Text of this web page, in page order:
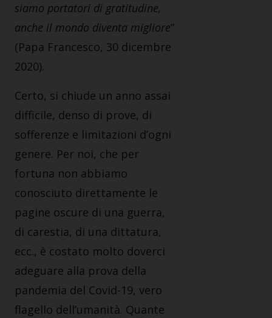
siamo portatori di gratitudine,
anche il mondo diventa migliore”
(Papa Francesco, 30 dicembre
2020).
Certo, si chiude un anno assai
difficile, denso di prove, di
sofferenze e limitazioni d’ogni
genere. Per noi, che per
fortuna non abbiamo
conosciuto direttamente le
pagine oscure di una guerra,
di carestia, di una dittatura,
ecc., è costato molto doverci
adeguare alla prova della
pandemia del Covid-19, vero
flagello dell’umanità. Quante